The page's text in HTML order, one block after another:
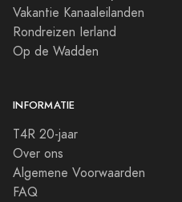
Vakantie Kanaaleilanden
Rondreizen Ierland
Op de Wadden
INFORMATIE
T4R 20-jaar
Over ons
Algemene Voorwaarden
FAQ